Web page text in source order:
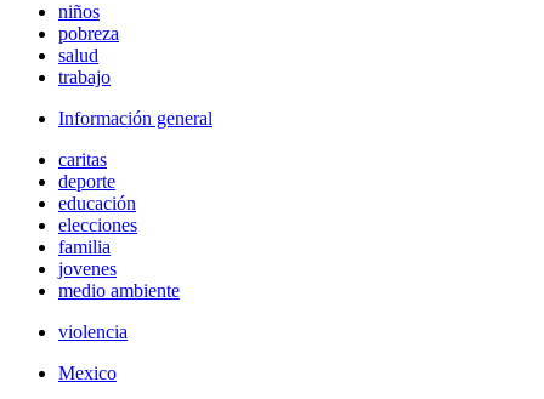
niños
pobreza
salud
trabajo
Información general
caritas
deporte
educación
elecciones
familia
jovenes
medio ambiente
violencia
Mexico